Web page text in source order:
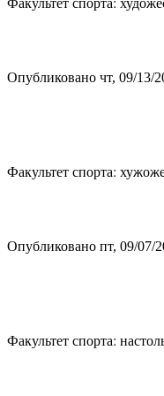
Опубликовано чт, 09/13/
Факультет спорта:
Опубликовано пт, 09/07/
Факультет спорта: